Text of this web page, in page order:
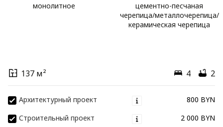
монолитное
цементно-песчаная
черепица/металлочерепица/
керамическая черепица
137 м² 4 2
Архитектурный проект
800 BYN
Строительный проект
2 000 BYN